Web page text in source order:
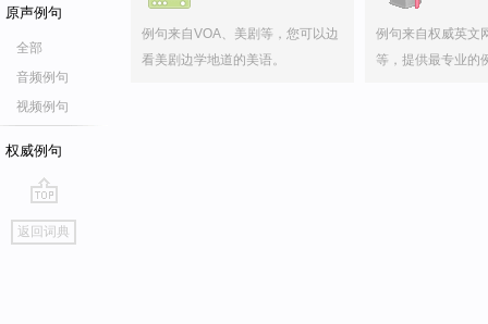
原声例句
全部
音频例句
视频例句
权威例句
go
top
返回词典
例句来自VOA、美剧等，您可以边
看美剧边学地道的美语。
例句来自权威英文
等，提供最专业的